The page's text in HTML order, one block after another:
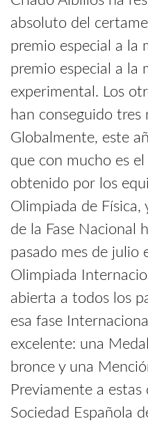
absoluto del
premio especial a la
premio especial a la
experimental. Los
han conseguido tres
Globalmente, este
que con mucho es
obtenido por los
Olimpiada de
de la Fase Nacional
pasado mes de julio
Olimpiada
abierta a todos los
esa fase
excelente: una
bronce y una
Previamente a estas
Sociedad Española